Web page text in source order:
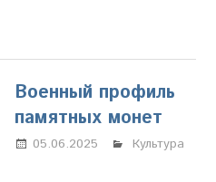
Военный профиль
памятных монет
05.06.2025
Марина
Культура